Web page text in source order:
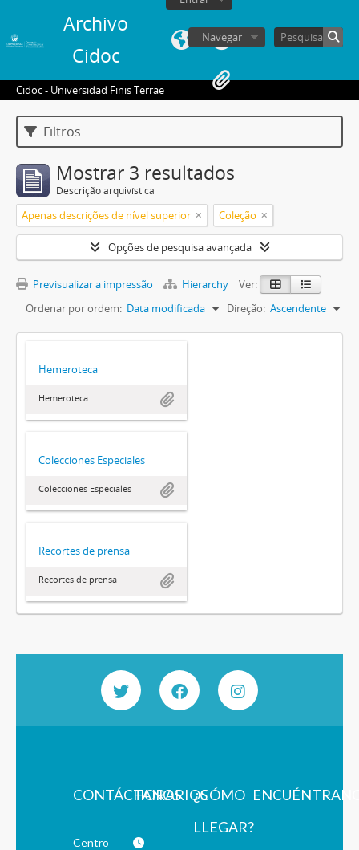
Archivo
Cidoc
Navegar
Cidoc - Universidad Finis Terrae
Filtros
Mostrar 3 resultados
Descrição arquivística
Apenas descrições de nível superior Coleção
Opções de pesquisa avançada
Previsualizar a impressão Hierarchy
Ver:
Ordenar por ordem: Data modificada Direção: Ascendente
Hemeroteca
Hemeroteca
Colecciones Especiales
Colecciones Especiales
Recortes de prensa
Recortes de prensa
CONTÁCTANOS
Centro
HORARIOS¿CÓMO
LLEGAR?